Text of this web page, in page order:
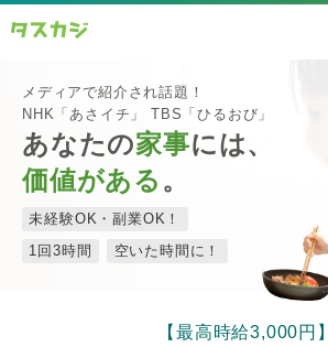
メディアで紹介され話題！
NHK「あさイチ」 TBS「ひるおび」
あなたの家事には、
価値がある 。
未経験OK・副業OK！
1回3時間
空いた時間に！
【最高時給3,000円】